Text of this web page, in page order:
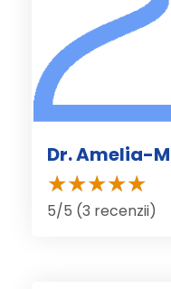
Dr. Amelia-
5/5 (3 recenzii)